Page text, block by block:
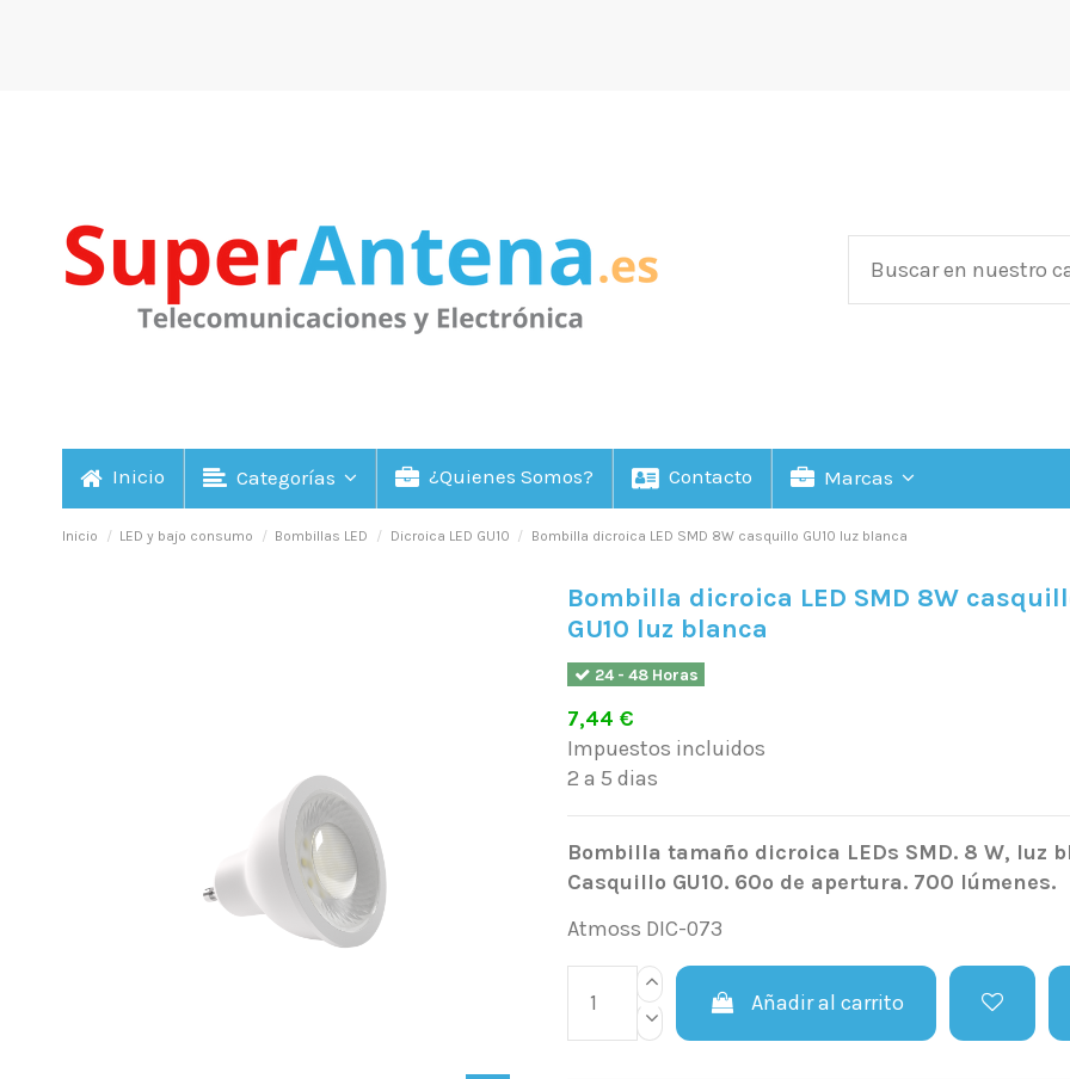
Inicio Categorías ¿Quienes Somos? Contacto Marcas
Inicio LED y bajo consumo Bombillas LED Dicroica LED GU10 Bombilla dicroica LED SMD 8W casquillo GU10 luz blanca
Bombilla dicroica LED SMD 8W
GU10 luz blanca
24 - 48 Horas
7,44 €
Impuestos incluidos
2 a 5 dias
Bombilla tamaño dicroica LEDs SMD. 8 W, luz
Casquillo GU10. 60º de apertura. 700 lúmenes.
Atmoss DIC-073
Añadir al carrito